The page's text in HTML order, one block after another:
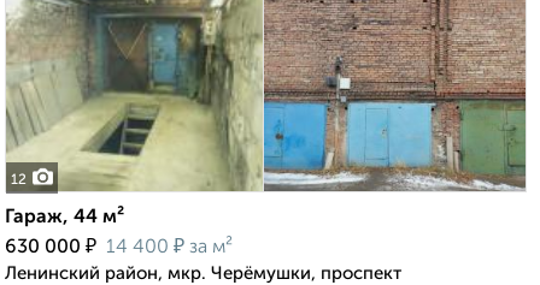
12
Гараж, 44 м²
630 000 ₽ 14 400 ₽ за м²
Ленинский район, мкр. Черёмушки, проспект